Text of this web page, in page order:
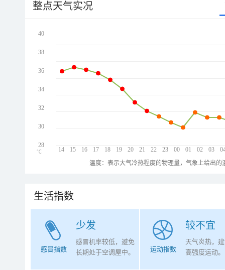
整点天气实况
14 15 16 17 18 19 20 21 22 23 00 01 02 03
40
38
36
34
32
30
28
℃
温度：表示大气冷热程度的物理量，气象上给出
生活指数
少发
感冒指数
感冒机率较低，避免
长期处于空调屋中。
较不宜
运动指数
天气炎热，
高强度运动。